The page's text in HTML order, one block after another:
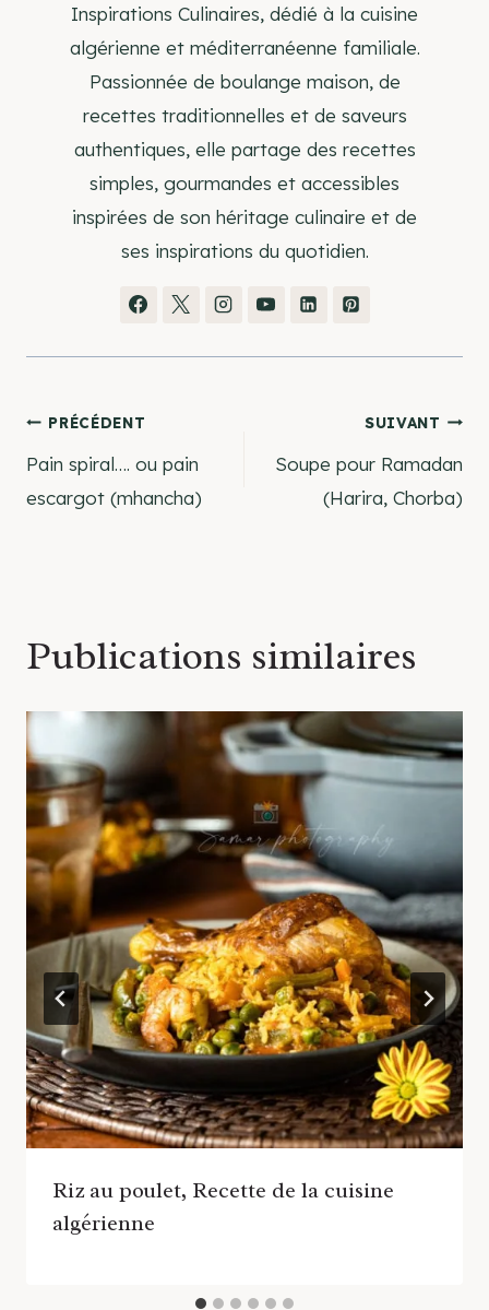
Inspirations Culinaires, dédié à la cuisine
algérienne et méditerranéenne familiale.
Passionnée de boulange maison, de
recettes traditionnelles et de saveurs
authentiques, elle partage des recettes
simples, gourmandes et accessibles
inspirées de son héritage culinaire et de
ses inspirations du quotidien.
Navigation
de
PRÉCÉDENT
Pain spiral…. ou pain
escargot (mhancha)
SUIVANT
Soupe pour Ramadan
(Harira, Chorba)
Publications similaires
Riz au poulet, Recette de la cuisine
algérienne